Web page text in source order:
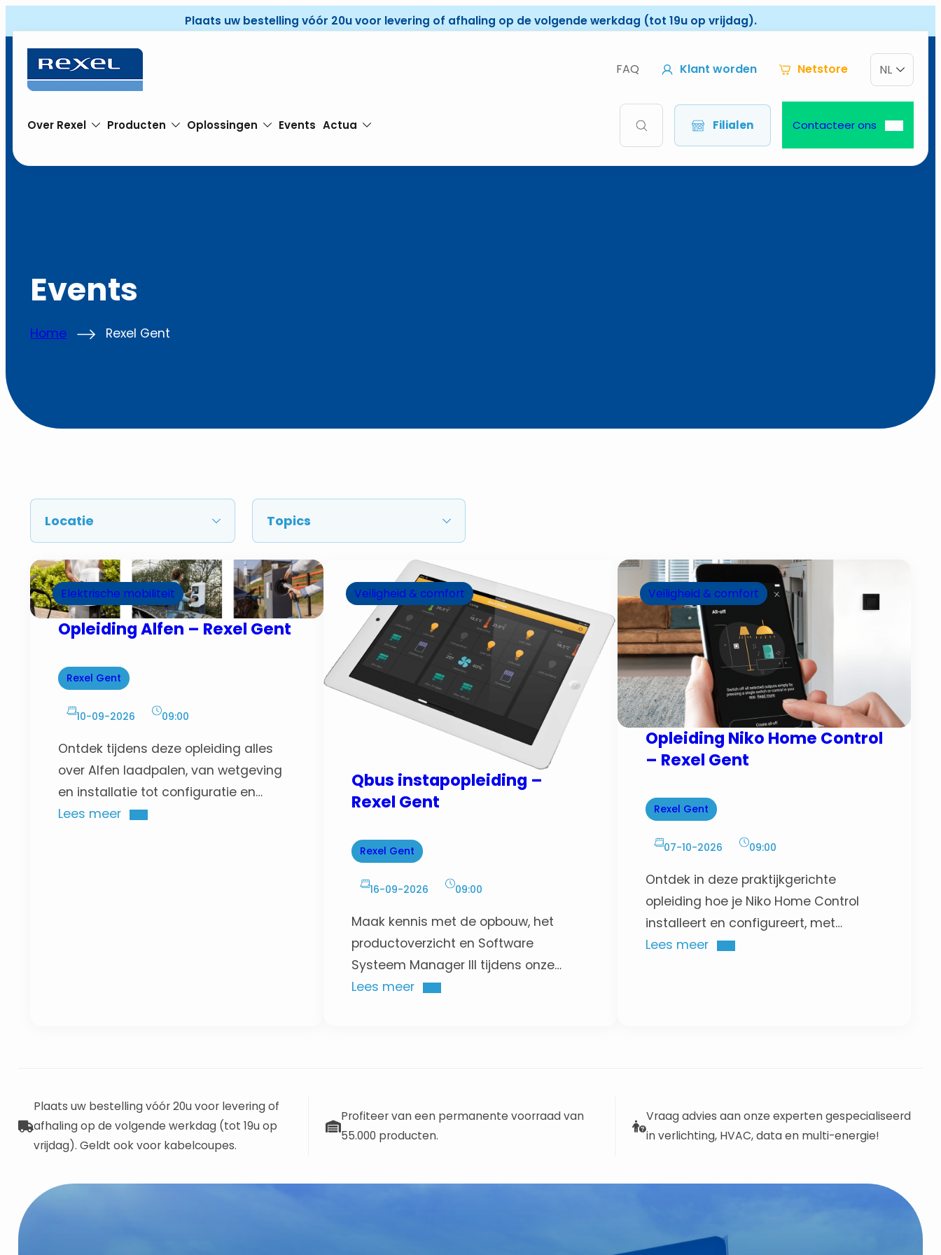
Plaats uw bestelling vóór 20u voor levering of afhaling op de volgende werkdag (tot 19u op vrijdag).
FAQ Klant worden Netstore NL
Over Rexel Producten Oplossingen Events Actua Filialen Contacteer ons
Events
Home Rexel Gent
Elektrische mobiliteit
Opleiding Alfen – Rexel Gent
Rexel Gent
10-09-2026 09:00
Ontdek tijdens deze opleiding alles
over Alfen laadpalen, van wetgeving
en installatie tot configuratie en
gebruik, met praktische uitleg en
Lees meer
Veiligheid & comfort
Qbus instapopleiding –
Rexel Gent
Rexel Gent
16-09-2026 09:00
Maak kennis met de opbouw, het
productoverzicht en Software
Systeem Manager III tijdens onze
instapopleiding met praktijkgerichte
Lees meer
Veiligheid & comfort
Opleiding Niko Home Control
– Rexel Gent
Rexel Gent
07-10-2026 09:00
Ontdek in deze praktijkgerichte
opleiding hoe je Niko Home Control
installeert en configureert, met
hands-on oefeningen en begeleiding
Lees meer
Plaats uw bestelling vóór 20u voor levering of
afhaling op de volgende werkdag (tot 19u op
vrijdag). Geldt ook voor kabelcoupes.
Profiteer van een permanente voorraad van
55.000 producten.
Vraag advies aan onze experten gespecialiseerd
in verlichting, HVAC, data en multi-energie!